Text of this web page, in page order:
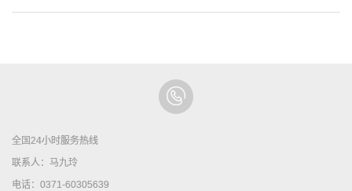
全国24小时服务热线
联系人：马九玲
电话：0371-60305639